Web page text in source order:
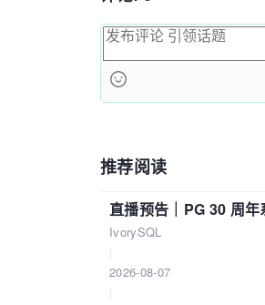
推荐阅读
直播预告｜PG 30 周
IvorySQL
2026-08-07